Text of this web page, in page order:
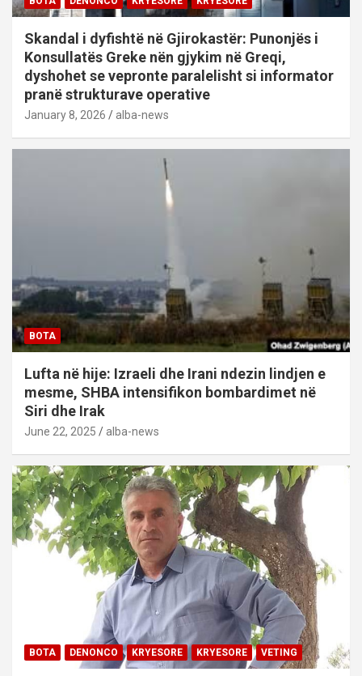
Skandal i dyfishtë në Gjirokastër: Punonjës i
Konsullatës Greke nën gjykim në Greqi,
dyshohet se vepronte paralelisht si informator
pranë strukturave operative
January 8, 2026 alba-news
BOTA
Lufta në hije: Izraeli dhe Irani ndezin lindjen e
mesme, SHBA intensifikon bombardimet në
Siri dhe Irak
June 22, 2025 alba-news
BOTA DENONCO KRYESORE KRYESORE VETING